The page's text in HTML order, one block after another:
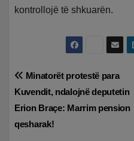
kontrollojë të shkuarën.
Lëvizje
te
postimet
Minatorët protestë para
Kuvendit, ndalojnë deputetin
Erion Braçe: Marrim pension
qesharak!